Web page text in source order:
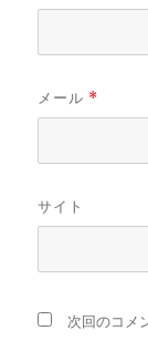
メール *
サイト
次回のコメ